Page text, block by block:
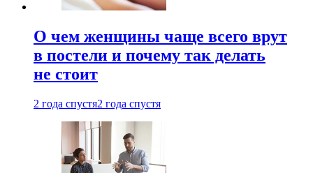
О чем женщины чаще всего врут
в постели и почему так делать
не стоит
2 года спустя2 года спустя